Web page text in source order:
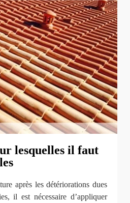
lesquelles il faut
après les détériorations dues
il est nécessaire d’appliquer